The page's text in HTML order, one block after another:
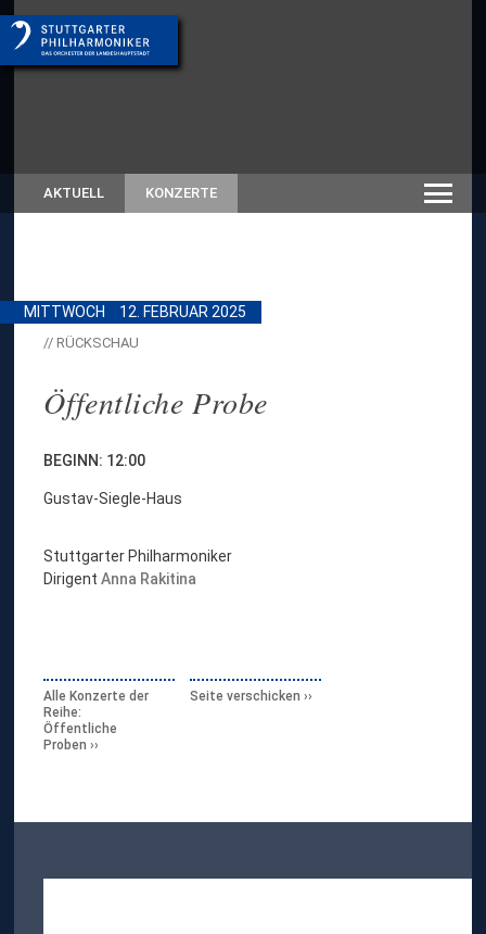
AKTUELL KONZERTE
MITTWOCH 12. FEBRUAR 2025
// RÜCKSCHAU
Öffentliche Probe
BEGINN: 12:00
Gustav-Siegle-Haus
Stuttgarter Philharmoniker
DirigentAnna Rakitina
Alle Konzerte der
Reihe:
Öffentliche
Proben
Seite verschicken